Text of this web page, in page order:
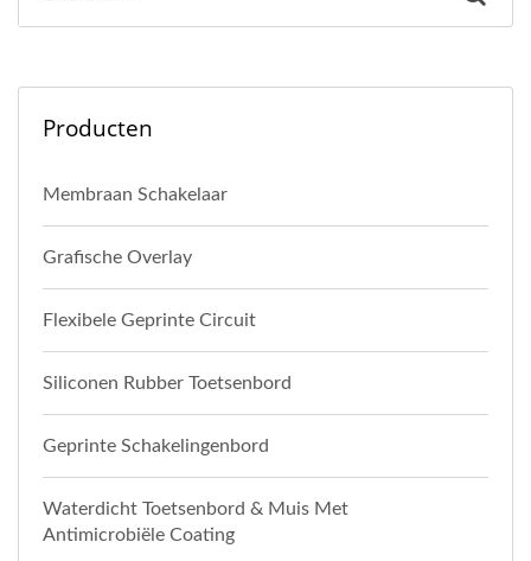
Producten
Membraan Schakelaar
Grafische Overlay
Flexibele Geprinte Circuit
Siliconen Rubber Toetsenbord
Geprinte Schakelingenbord
Waterdicht Toetsenbord & Muis Met
Antimicrobiële Coating